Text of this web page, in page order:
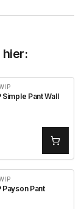
Simple Pant Wall
Payson Pant